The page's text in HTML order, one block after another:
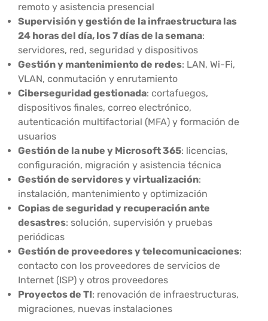
remoto y asistencia presencial
Supervisión y gestión de la infraestructura las
24 horas del día, los 7 días de la semana:
servidores, red, seguridad y dispositivos
Gestión y mantenimiento de redes: LAN, Wi-Fi,
VLAN, conmutación y enrutamiento
Ciberseguridad gestionada: cortafuegos,
dispositivos finales, correo electrónico,
autenticación multifactorial (MFA) y formación de
usuarios
Gestión de la nube y Microsoft 365: licencias,
configuración, migración y asistencia técnica
Gestión de servidores y virtualización:
instalación, mantenimiento y optimización
Copias de seguridad y recuperación ante
desastres: solución, supervisión y pruebas
periódicas
Gestión de proveedores y telecomunicaciones:
contacto con los proveedores de servicios de
Internet (ISP) y otros proveedores
Proyectos de TI: renovación de infraestructuras,
migraciones, nuevas instalaciones